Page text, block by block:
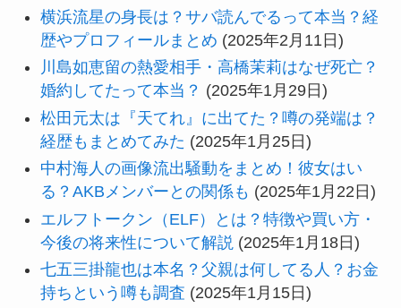
横浜流星の身長は？サバ読んでるって本当？経
歴やプロフィールまとめ (2025年2月11日)
川島如恵留の熱愛相手・高橋茉莉はなぜ死亡？
婚約してたって本当？ (2025年1月29日)
松田元太は『天てれ』に出てた？噂の発端は？
経歴もまとめてみた (2025年1月25日)
中村海人の画像流出騒動をまとめ！彼女はい
る？AKBメンバーとの関係も (2025年1月22日)
エルフトークン（ELF）とは？特徴や買い方・
今後の将来性について解説 (2025年1月18日)
七五三掛龍也は本名？父親は何してる人？お金
持ちという噂も調査 (2025年1月15日)